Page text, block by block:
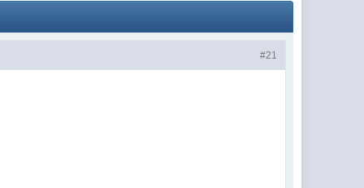
#21